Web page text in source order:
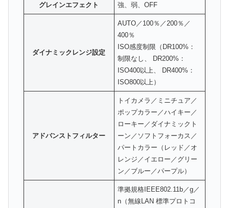
グレインエフェクト 強、弱、OFF
ダイナミックレンジ設定
AUTO／100％／200％／
400％
ISO感度制限（DR100%：
制限なし、 DR200%：
ISO400以上、 DR400%：
ISO800以上）
アドバンストフィルター
トイカメラ／ミニチュア／
ポップカラー／ハイキー／
ローキー／ダイナミックト
ーン／ソフトフォーカス／
パートカラー（レッド／オ
レンジ／イエロー／グリー
ン／ブルー／パープル）
準拠規格IEEE802.11b／g／
n（無線LAN 標準プロトコ